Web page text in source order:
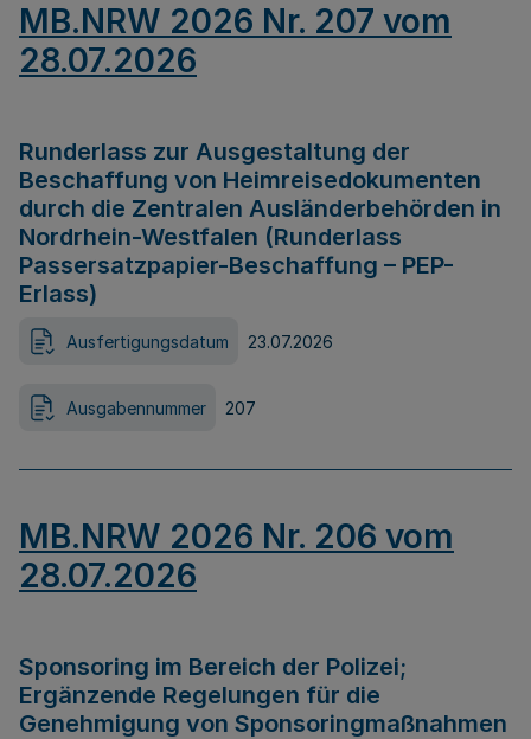
MB.NRW 2026 Nr. 207 vom
28.07.2026
Runderlass zur Ausgestaltung der
Beschaffung von Heimreisedokumenten
durch die Zentralen Ausländerbehörden in
Nordrhein-Westfalen (Runderlass
Passersatzpapier-Beschaffung – PEP-
Erlass)
Ausfertigungsdatum 23.07.2026
Ausgabennummer 207
MB.NRW 2026 Nr. 206 vom
28.07.2026
Sponsoring im Bereich der Polizei;
Ergänzende Regelungen für die
Genehmigung von Sponsoringmaßnahmen